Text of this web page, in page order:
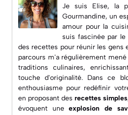
Je suis Elise, la
Gourmandine, un
amour pour la
suis fascinée par
des recettes pour réunir les gens
parcours m'a régulièrement
traditions culinaires,
touche d'originalité. Dans ce
enthousiasme pour redéfinir
en proposant des recettes simples
évoquent uneexplosion de